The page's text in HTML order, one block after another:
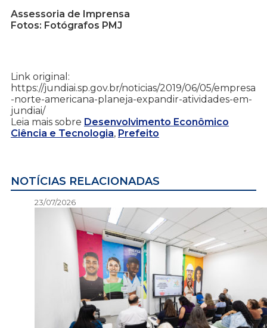
Assessoria de Imprensa
Fotos: Fotógrafos PMJ
Link original:
https://jundiai.sp.gov.br/noticias/2019/06/05/empresa
-norte-americana-planeja-expandir-atividades-em-
jundiai/
Leia mais sobre Desenvolvimento Econômico
Ciência e Tecnologia, Prefeito
NOTÍCIAS RELACIONADAS
23/07/2026